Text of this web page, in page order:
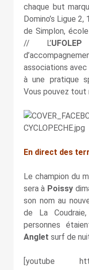
chaque but
Domino’s Ligue
de Simplon,
// L’UFOLEP
associations
à une pratique
Vous pouvez tout
En direct des
Le champion du
sera à Poissy
son nom au
de La
personnes
Anglet surf de
[youtube